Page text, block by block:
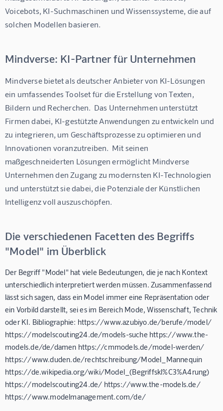
Voicebots, KI-Suchmaschinen und Wissenssysteme, die auf
solchen Modellen basieren.
Mindverse: KI-Partner für Unternehmen
Mindverse bietet als deutscher Anbieter von KI-Lösungen
ein umfassendes Toolset für die Erstellung von Texten,
Bildern und Recherchen.  Das Unternehmen unterstützt
Firmen dabei, KI-gestützte Anwendungen zu entwickeln und
zu integrieren, um Geschäftsprozesse zu optimieren und
Innovationen voranzutreiben.  Mit seinen
maßgeschneiderten Lösungen ermöglicht Mindverse
Unternehmen den Zugang zu modernsten KI-Technologien
und unterstützt sie dabei, die Potenziale der Künstlichen
Intelligenz voll auszuschöpfen.
Die verschiedenen Facetten des Begriffs
"Model" im Überblick
Der Begriff "Model" hat viele Bedeutungen, die je nach Kontext
unterschiedlich interpretiert werden müssen. Zusammenfassend
lässt sich sagen, dass ein Model immer eine Repräsentation oder
ein Vorbild darstellt, sei es im Bereich Mode, Wissenschaft, Technik
oder KI. Bibliographie: https://www.azubiyo.de/berufe/model/
https://modelscouting24.de/models-suche https://www.the-
models.de/de/damen https://cmmodels.de/model-werden/
https://www.duden.de/rechtschreibung/Model_Mannequin
https://de.wikipedia.org/wiki/Model_(Begriffskl%C3%A4rung)
https://modelscouting24.de/ https://www.the-models.de/
https://www.modelmanagement.com/de/